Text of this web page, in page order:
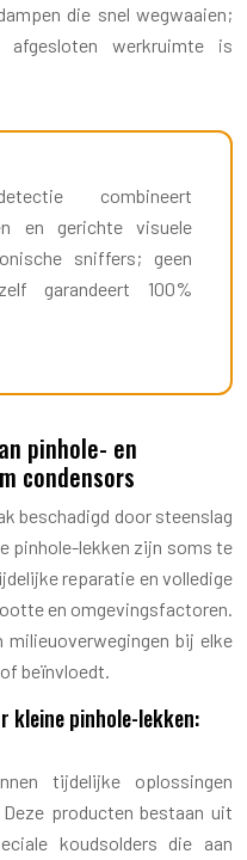
die snel wegwaaien;
werkruimte is
combineert
en gerichte visuele
sniffers; geen
garandeert 100%
pinhole- en
condensors
beschadigd door steenslag
pinhole-lekken zijn soms te
reparatie en volledige
en omgevingsfactoren.
milieuoverwegingen bij elke
beïnvloedt.
kleine pinhole-lekken:
tijdelijke oplossingen
producten bestaan uit
koudsolders die aan